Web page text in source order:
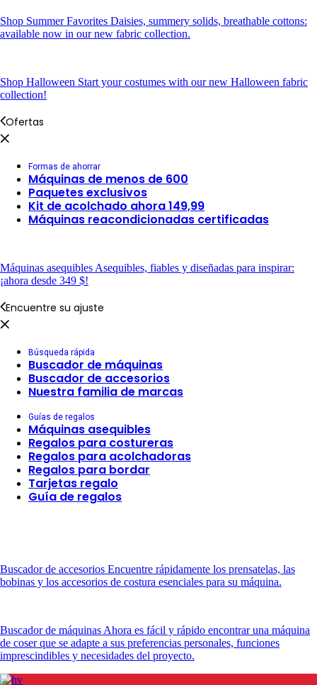
Shop Summer Favorites Daisies, summery solids, breathable cottons:
available now in our new fabric collection.
Shop Halloween Start your costumes with our new Halloween fabric
collection!
Ofertas
Formas de ahorrar
Máquinas de menos de 600
Paquetes exclusivos
Kit de acolchado ahora 149,99
Máquinas reacondicionadas certificadas
Máquinas asequibles Asequibles, fiables y diseñadas para inspirar:
¡ahora desde 349 $!
Encuentre su ajuste
Búsqueda rápida
Buscador de máquinas
Buscador de accesorios
Nuestra familia de marcas
Guías de regalos
Máquinas asequibles
Regalos para costureras
Regalos para acolchadoras
Regalos para bordar
Tarjetas regalo
Guía de regalos
Buscador de accesorios Encuentre rápidamente los prensatelas, las
bobinas y los accesorios de costura esenciales para su máquina.
Buscador de máquinas Ahora es fácil y rápido encontrar una máquina
de coser que se adapte a sus preferencias personales, funciones
imprescindibles y necesidades del proyecto.